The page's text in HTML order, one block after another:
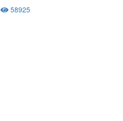
58925